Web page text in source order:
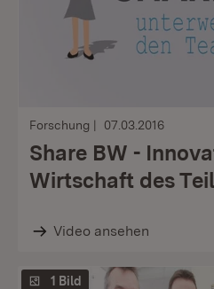
Forschung 07.03.2016
Share BW -
Wirtschaft des
Video ansehen
1 Bild